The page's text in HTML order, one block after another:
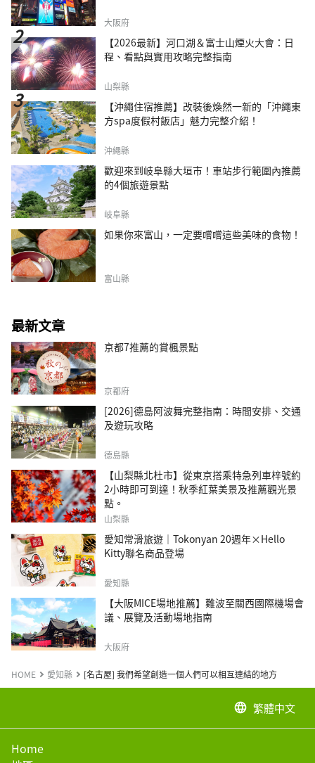
大阪府
【2026最新】河口湖＆富士山煙火大會：日
程、看點與實用攻略完整指南
山梨縣
【沖繩住宿推薦】改裝後煥然一新的「沖繩東
方spa度假村飯店」魅力完整介紹！
沖繩縣
歡迎來到岐阜縣大垣市！車站步行範圍內推薦
的4個旅遊景點
岐阜縣
如果你來富山，一定要嚐嚐這些美味的食物！
富山縣
最新文章
京都7推薦的賞楓景點
京都府
[2026]德島阿波舞完整指南：時間安排、交通
及遊玩攻略
德島縣
【山梨縣北杜市】從東京搭乘特急列車梓號約
2小時即可到達！秋季紅葉美景及推薦觀光景
點。
山梨縣
愛知常滑旅遊｜Tokonyan 20週年×Hello
Kitty聯名商品登場
愛知縣
【大阪MICE場地推薦】難波至關西國際機場會
議、展覽及活動場地指南
大阪府
HOME 愛知縣 [名古屋] 我們希望創造一個人們可以相互連結的地方
language 繁體中文
Home